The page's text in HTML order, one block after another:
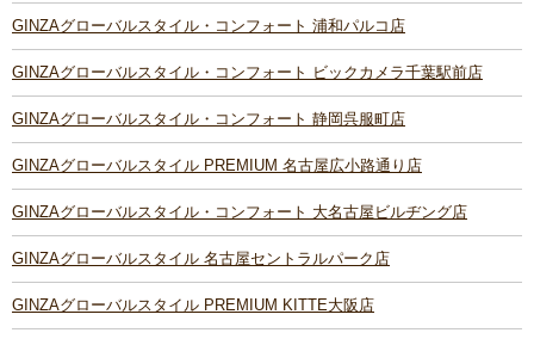
GINZAグローバルスタイル・コンフォート 浦和パルコ店
GINZAグローバルスタイル・コンフォート ビックカメラ千葉駅前店
GINZAグローバルスタイル・コンフォート 静岡呉服町店
GINZAグローバルスタイル PREMIUM 名古屋広小路通り店
GINZAグローバルスタイル・コンフォート 大名古屋ビルヂング店
GINZAグローバルスタイル 名古屋セントラルパーク店
GINZAグローバルスタイル PREMIUM KITTE大阪店